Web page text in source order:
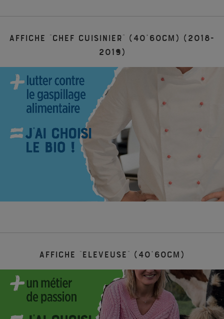
Affiche “Chef cuisinier” (40*60cm) (2018-
2019)
Affiche “Eleveuse” (40*60cm)